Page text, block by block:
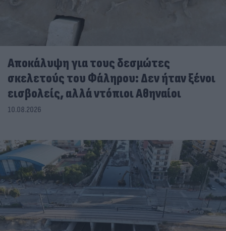
Αποκάλυψη για τους δεσμώτες
σκελετούς του Φάληρου: Δεν ήταν ξένοι
εισβολείς, αλλά ντόπιοι Αθηναίοι
10.08.2026